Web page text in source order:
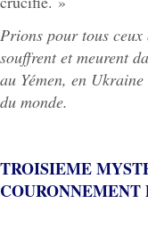
Prions pour tous
souffrent et meurent
au Yémen, en
du monde.
TROISIEME
COURONNEMENT